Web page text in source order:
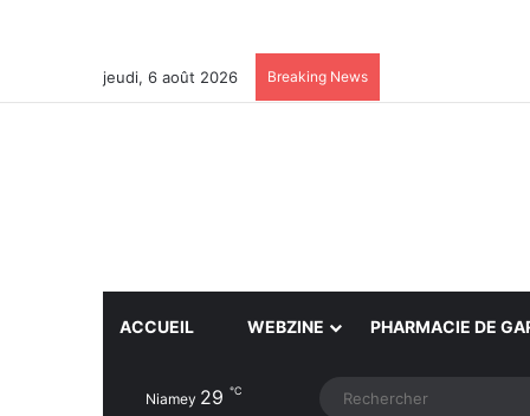
jeudi, 6 août 2026 Breaking News
ACCUEIL WEBZINE PHARMACIE DE
Niamey 29 ℃ Article Aléatoire
Switch skin